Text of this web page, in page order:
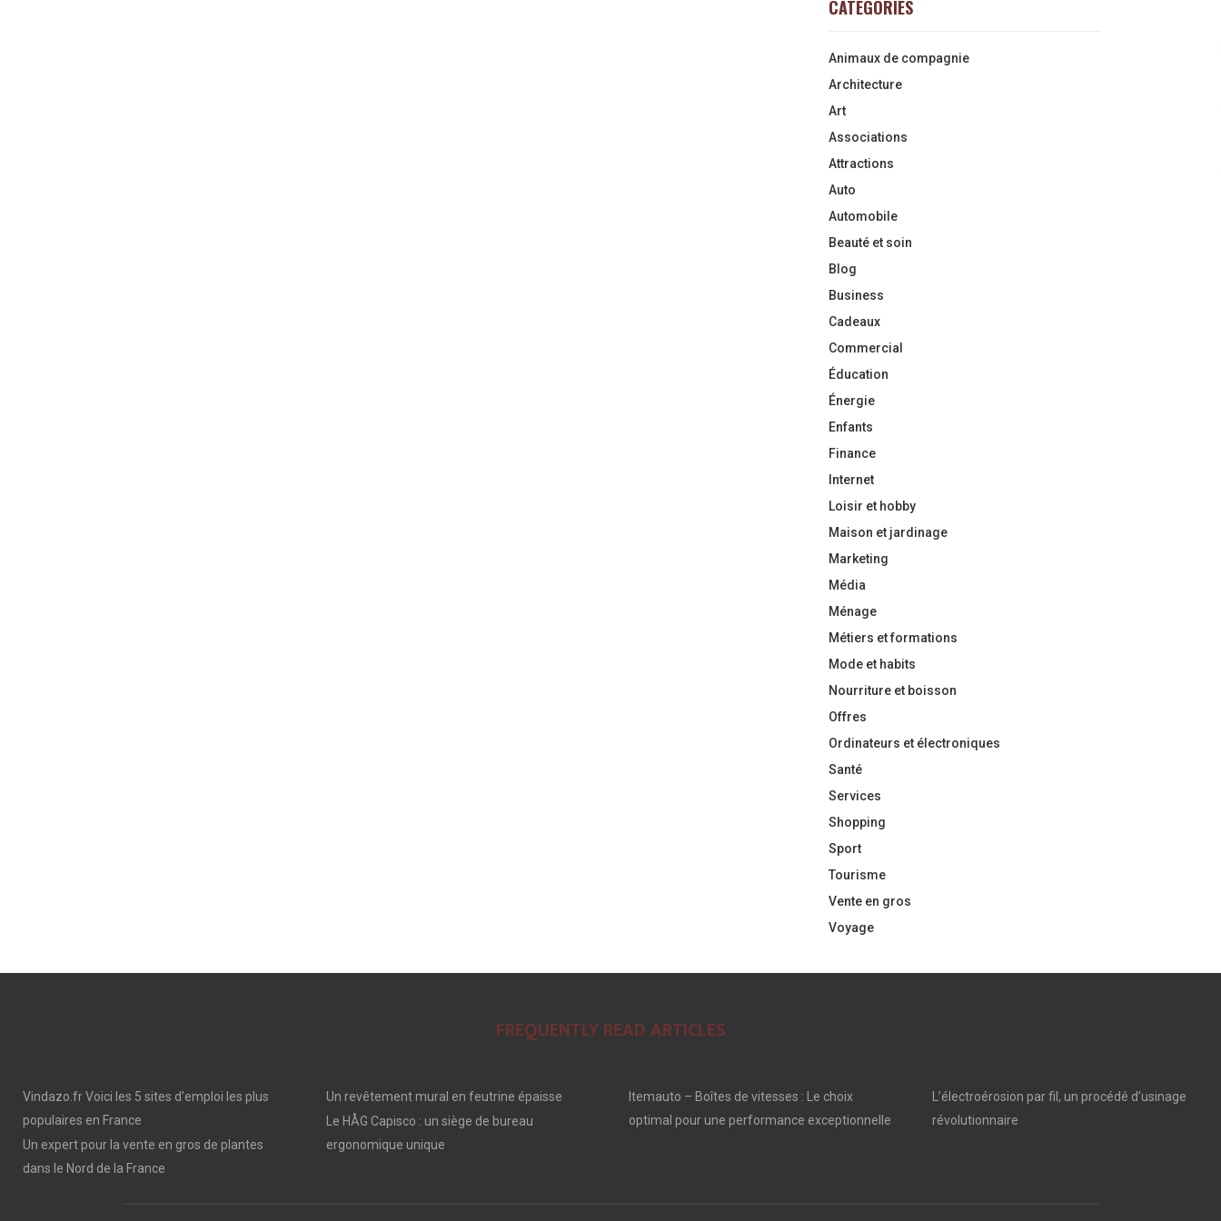
CATEGORIES
Animaux de compagnie
Architecture
Art
Associations
Attractions
Auto
Automobile
Beauté et soin
Blog
Business
Cadeaux
Commercial
Éducation
Énergie
Enfants
Finance
Internet
Loisir et hobby
Maison et jardinage
Marketing
Média
Ménage
Métiers et formations
Mode et habits
Nourriture et boisson
Offres
Ordinateurs et électroniques
Santé
Services
Shopping
Sport
Tourisme
Vente en gros
Voyage
FREQUENTLY READ ARTICLES
Vindazo.fr Voici les 5 sites d’emploi les plus
populaires en France
Un expert pour la vente en gros de plantes
dans le Nord de la France
Un revêtement mural en feutrine épaisse
Le HÅG Capisco : un siège de bureau
ergonomique unique
Itemauto – Boîtes de vitesses : Le choix
optimal pour une performance exceptionnelle
L’électroérosion par fil, un procédé d’usinage
révolutionnaire